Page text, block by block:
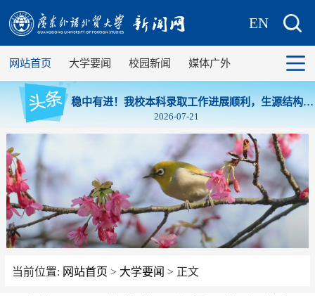
EN
网站首页 大学要闻 校园新闻 媒体广外
稳中有进！我校本科录取工作进展顺利，生源结构持
续优化
2026-07-21
当前位置: 网站首页 > 大学要闻 > 正文